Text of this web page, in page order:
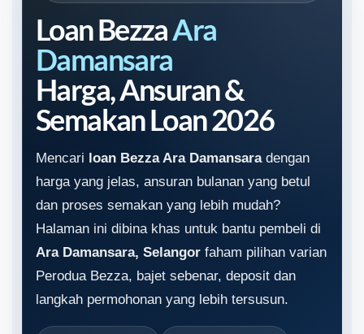
Loan BezzaAra
Damansara
Harga, Ansuran &
Semakan Loan 2026
Mencari loan Bezza Ara Damansaradengan
harga yang jelas, ansuran bulanan yang betul
dan proses semakan yang lebih mudah?
Halaman ini dibina khas untuk bantu pembeli di
Ara Damansara, Selangor faham pilihan varian
Perodua Bezza, bajet sebenar, deposit dan
langkah permohonan yang lebih tersusun.